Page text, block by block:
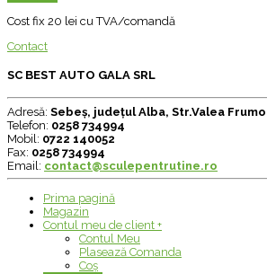
Cost fix 20 lei cu TVA/comandă
Contact
SC BEST AUTO GALA SRL
Adresă: Sebeș, județul Alba, Str.Valea
Telefon: 0258 734994
Mobil: 0722 140052
Fax: 0258 734994
Email: contact@sculepentrutine.ro
Prima pagină
Magazin
Contul meu de client +
Contul Meu
Plasează Comanda
Coș